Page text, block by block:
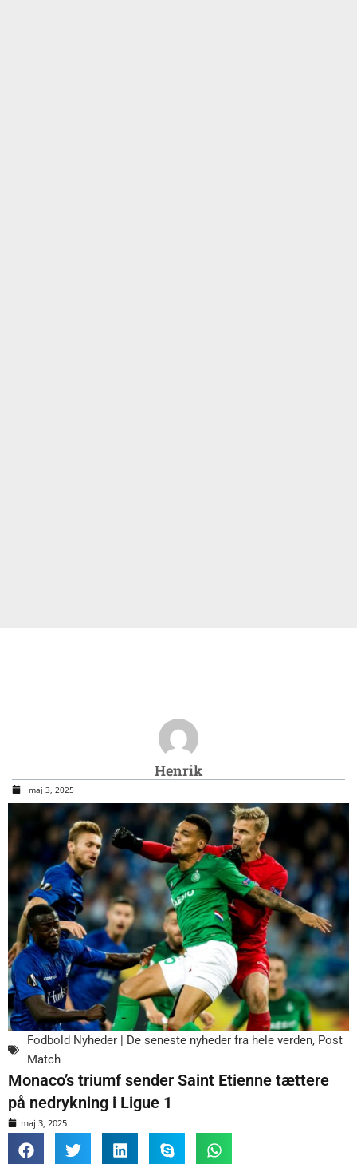
Henrik
maj 3, 2025
Fodbold Nyheder | De seneste nyheder fra hele verden, Post
Match
Monaco’s triumf sender Saint Etienne tættere
på nedrykning i Ligue 1
maj 3, 2025